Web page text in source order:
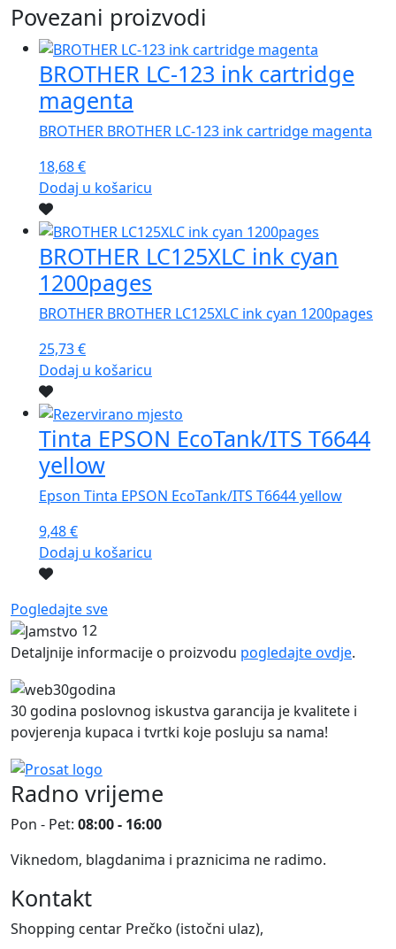
Povezani proizvodi
BROTHER LC-123 ink cartridge
magenta
BROTHER BROTHER LC-123 ink cartridge magenta
18,68€
Dodaj u košaricu
BROTHER LC125XLC ink cyan
1200pages
BROTHER BROTHER LC125XLC ink cyan 1200pages
25,73€
Dodaj u košaricu
Tinta EPSON EcoTank/ITS T6644
yellow
Epson Tinta EPSON EcoTank/ITS T6644 yellow
9,48€
Dodaj u košaricu
Pogledajte sve
12
Detaljnije informacije o proizvodu pogledajte ovdje.
30 godina poslovnog iskustva garancija je kvalitete i
povjerenja kupaca i tvrtki koje posluju sa nama!
Radno vrijeme
Pon - Pet: 08:00 - 16:00
Viknedom, blagdanima i praznicima ne radimo.
Kontakt
Shopping centar Prečko (istočni ulaz),